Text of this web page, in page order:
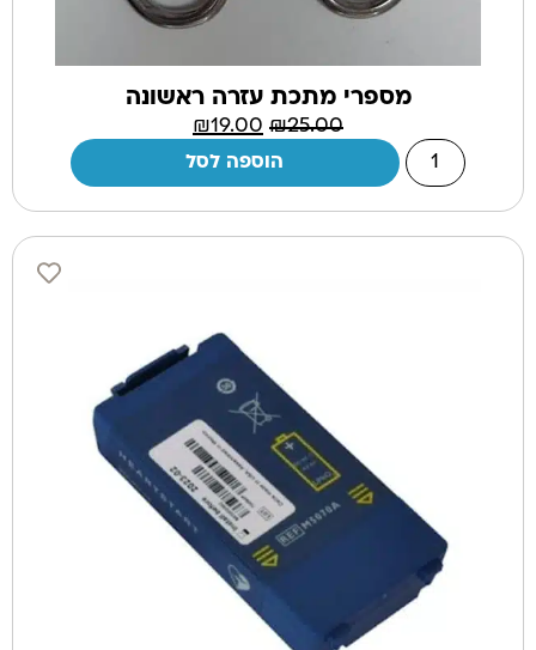
מספרי מתכת עזרה ראשונה
₪25.00
₪19.00
הוספה לסל